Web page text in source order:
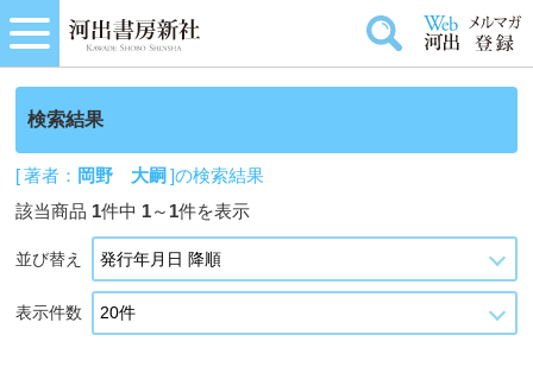
検索結果
[ 著者： 岡野 大嗣 ]の検索結果
該当商品 1件中 1～ 1件を表示
並び替え
表示件数